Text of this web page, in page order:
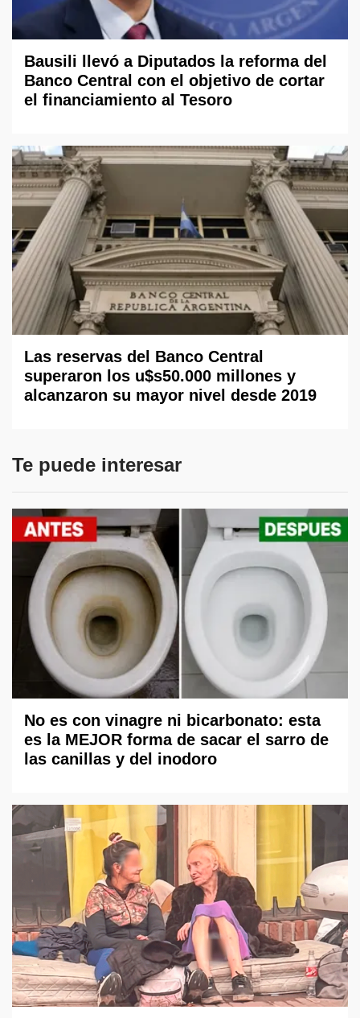
Bausili llevó a Diputados la reforma del
Banco Central con el objetivo de cortar
el financiamiento al Tesoro
Las reservas del Banco Central
superaron los u$s50.000 millones y
alcanzaron su mayor nivel desde 2019
Te puede interesar
No es con vinagre ni bicarbonato: esta
es la MEJOR forma de sacar el sarro de
las canillas y del inodoro